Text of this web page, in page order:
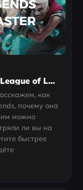
Как ускорить скачивание League of Legends на ПК?
как
почему она
можно
ли вы на
быстрее